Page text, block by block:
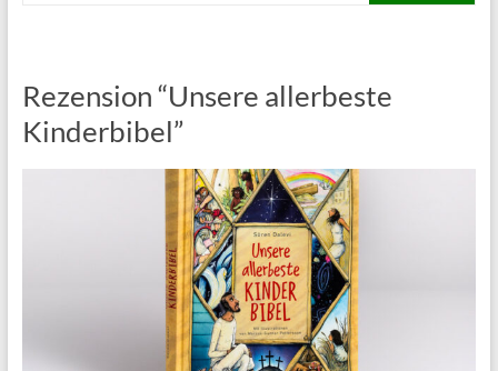
Rezension “Unsere allerbeste
Kinderbibel”